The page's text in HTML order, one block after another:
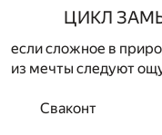
ЦИКЛ
если сложное в
из мечты следуют
Сваконт